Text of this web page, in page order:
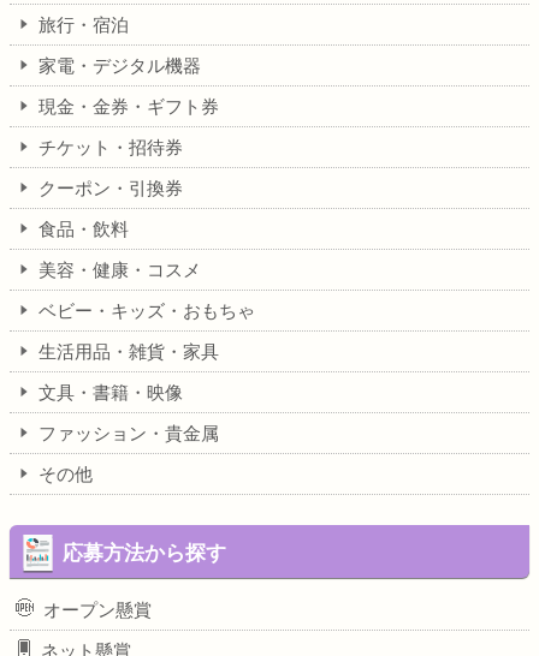
旅行・宿泊
家電・デジタル機器
現金・金券・ギフト券
チケット・招待券
クーポン・引換券
食品・飲料
美容・健康・コスメ
ベビー・キッズ・おもちゃ
生活用品・雑貨・家具
文具・書籍・映像
ファッション・貴金属
その他
応募方法から探す
オープン懸賞
ネット懸賞